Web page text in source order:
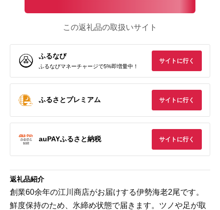
この返礼品の取扱いサイト
ふるなび
ふるなびマネーチャージで5%即増量中！
サイトに行く
ふるさとプレミアム サイトに行く
auPAYふるさと納税 サイトに行く
返礼品紹介
創業60余年の江川商店がお届けする伊勢海老2尾です。
鮮度保持のため、氷締め状態で届きます。ツノや足が取